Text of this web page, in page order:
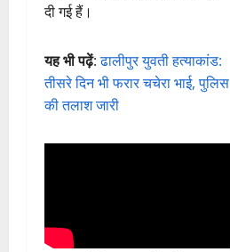
दी गई हैं।
यह भी पढ़ें:ढालीपुर युवती हत्याकांड:
तीसरे दिन भी फरार चचेरा भाई, पुलिस
की तलाश जारी